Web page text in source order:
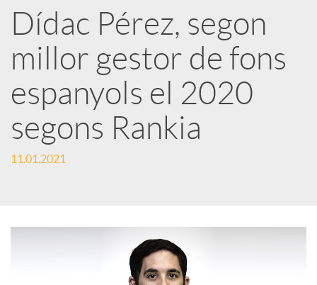
a
r
x
e
Dídac Pérez, segon
millor gestor de fons
espanyols el 2020
segons Rankia
11.01.2021